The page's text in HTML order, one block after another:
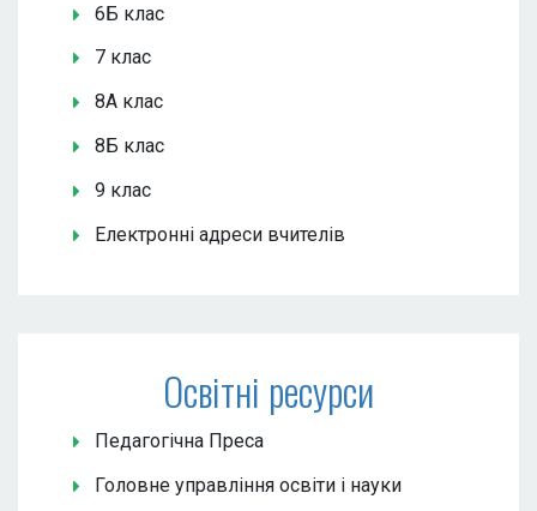
6Б клас
7 клас
8А клас
8Б клас
9 клас
Електронні адреси вчителів
Освітні ресурси
Педагогічна Преса
Головне управління освіти і науки